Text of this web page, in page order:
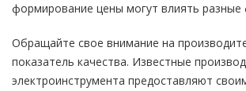
формирование цены могут влиять разные
Обращайте свое внимание на
показатель качества. Известные
электроинструмента предоставляют